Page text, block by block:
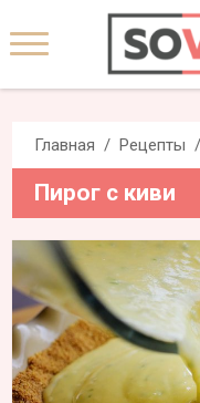
Главная Рецепты
Пирог с киви